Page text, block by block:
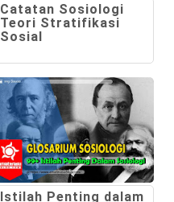
Catatan Sosiologi
Teori Stratifikasi
Sosial
Istilah Penting dalam